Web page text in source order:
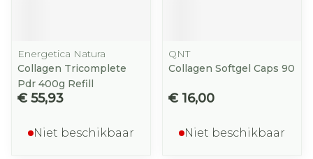
Energetica Natura
Collagen Tricomplete
Pdr 400g Refill
€ 55,93
Niet beschikbaar
QNT
Collagen Softgel Caps 90
€ 16,00
Niet beschikbaar